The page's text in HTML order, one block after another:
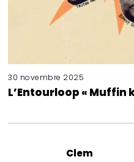
30 novembre 2025
L’Entourloop « Muffin
Clem